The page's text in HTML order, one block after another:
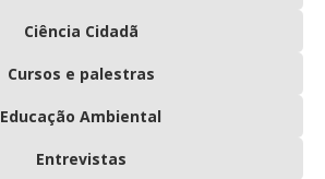
Ciência Cidadã
Cursos e palestras
Educação Ambiental
Entrevistas